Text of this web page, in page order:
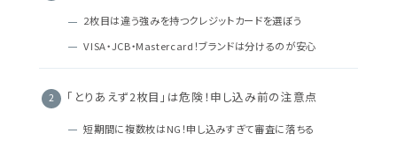
2枚目は違う強みを持つクレジットカードを選ぼう
VISA・JCB・Mastercard！ブランドは分けるのが安心
「とりあえず2枚目」は危険！申し込み前の注意点
短期間に複数枚はNG！申し込みすぎて審査に落ちる